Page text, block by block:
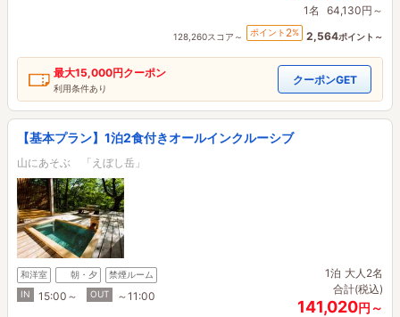
1名 64,130円～
128,260スコア～ ポイント 2% 2,564ポイント～
最大15,000円クーポン
利用条件あり
クーポンGET
【基本プラン】1泊2食付きオールインクルーシブ
山にあそぶ 「えぼし岳」
和洋室 朝・夕
禁煙ルーム
IN
15:00～ OUT ～11:00
1泊 大人2名
合計(税込)
141,020円～